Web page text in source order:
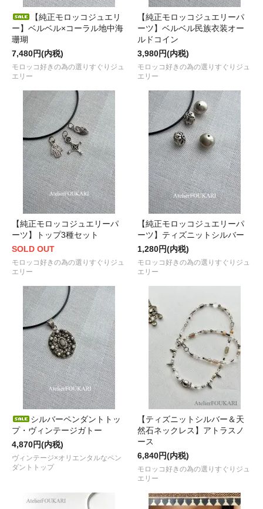
【純正モロッコジュエリ
ー】ベルベル×コーラル地中海
珊瑚
7,480円(内税)
モロッコ好きの為の選りすぐりジュ
エリー
【純正モロッコジュエリーパ
ーツ】ベルベル民族衣装オー
ルドコイン
3,980円(内税)
モロッコ好きの為の選りすぐりジュ
エリー
【純正モロッコジュエリーパ
ーツ】トップ3種セット
SOLD OUT
モロッコ好きの為の選りすぐりジュ
エリー
【純正モロッコジュエリーパ
ーツ】ティズニットシルバー
1,280円(内税)
モロッコ好きの為の選りすぐりジュ
エリー
シルバーペンダントトッ
プ・ヴィンテージガトー
4,870円(内税)
ヴィンテージ×オリエンタルなペン
ダントトップ
【ティズニットシルバー＆天
然石ネックレス】アトラスノ
ース
6,840円(内税)
モロッコ好きの為の選りすぐりジュ
エリー